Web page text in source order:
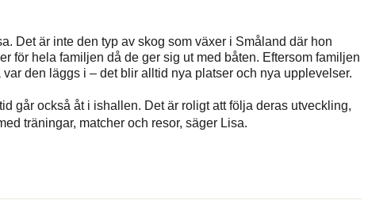
Det är inte den typ av skog som växer i Småland där hon
för hela familjen då de ger sig ut med båten. Eftersom familjen
den läggs i – det blir alltid nya platser och nya upplevelser.
går också åt i ishallen. Det är roligt att följa deras utveckling,
träningar, matcher och resor, säger Lisa.